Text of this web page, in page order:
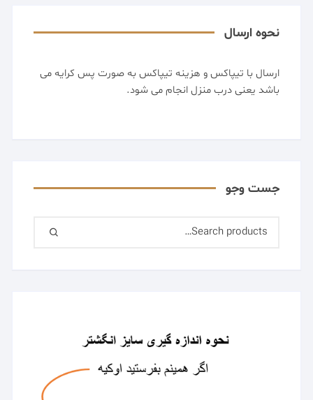
نحوه ارسال
ارسال با تیپاکس و هزینه تیپاکس به صورت پس کرایه می
باشد یعنی درب منزل انجام می شود.
جست وجو